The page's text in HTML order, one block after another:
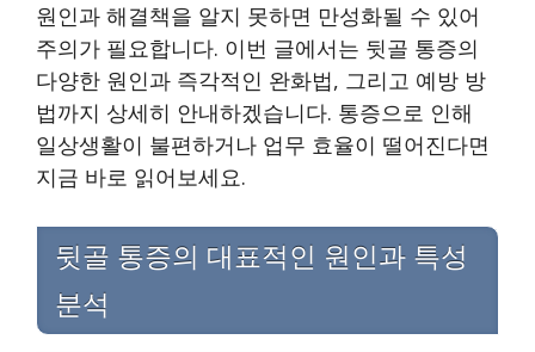
원인과 해결책을 알지 못하면 만성화될 수 있어
주의가 필요합니다. 이번 글에서는 뒷골 통증의
다양한 원인과 즉각적인 완화법, 그리고 예방 방
법까지 상세히 안내하겠습니다. 통증으로 인해
일상생활이 불편하거나 업무 효율이 떨어진다면
지금 바로 읽어보세요.
뒷골 통증의 대표적인 원인과 특성
분석